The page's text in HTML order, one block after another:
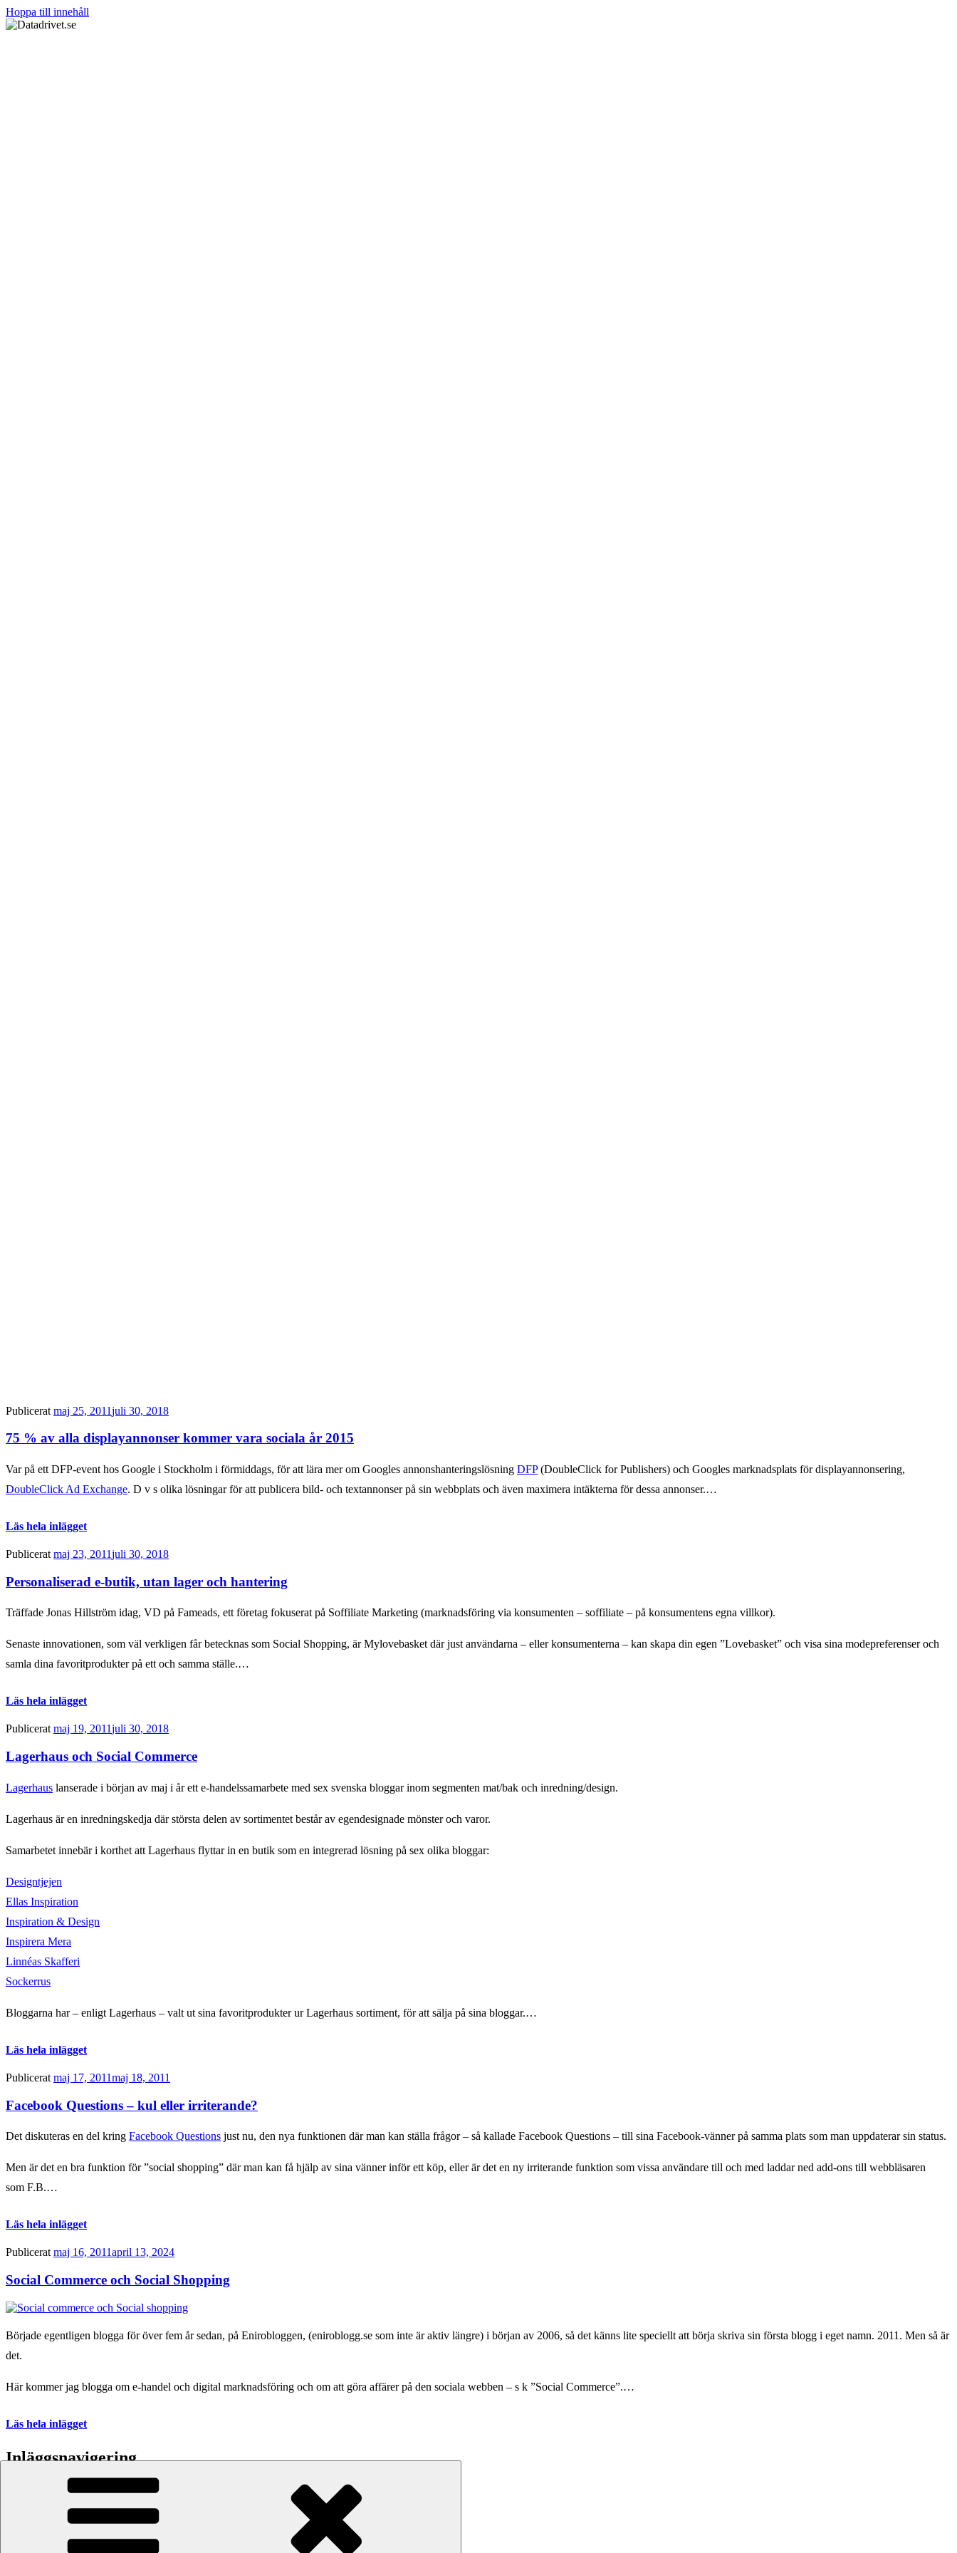
Hoppa till innehåll
Publicerat maj 25, 2011juli 30, 2018
75 % av alla displayannonser kommer vara sociala år 2015
Var på ett DFP-event hos Google i Stockholm i förmiddags, för att lära mer om Googles annonshanteringslösning DFP(DoubleClick for Publishers) och Googles marknadsplats för displayannonsering,
DoubleClick Ad Exchange. D v s olika lösningar för att publicera bild- och textannonser på sin webbplats och även maximera intäkterna för dessa annonser.…
Läs hela inlägget
Publicerat maj 23, 2011juli 30, 2018
Personaliserad e-butik, utan lager och hantering
Träffade Jonas Hillström idag, VD på Fameads, ett företag fokuserat på Soffiliate Marketing (marknadsföring via konsumenten – soffiliate – på konsumentens egna villkor).
Senaste innovationen, som väl verkligen får betecknas som Social Shopping, är Mylovebasket där just användarna – eller konsumenterna – kan skapa din egen ”Lovebasket” och visa sina modepreferenser och
samla dina favoritprodukter på ett och samma ställe.…
Läs hela inlägget
Publicerat maj 19, 2011juli 30, 2018
Lagerhaus och Social Commerce
Lagerhaus lanserade i början av maj i år ett e-handelssamarbete med sex svenska bloggar inom segmenten mat/bak och inredning/design.
Lagerhaus är en inredningskedja där största delen av sortimentet består av egendesignade mönster och varor.
Samarbetet innebär i korthet att Lagerhaus flyttar in en butik som en integrerad lösning på sex olika bloggar:
Designtjejen
Ellas Inspiration
Inspiration & Design
Inspirera Mera
Linnéas Skafferi
Sockerrus
Bloggarna har – enligt Lagerhaus – valt ut sina favoritprodukter ur Lagerhaus sortiment, för att sälja på sina bloggar.…
Läs hela inlägget
Publicerat maj 17, 2011maj 18, 2011
Facebook Questions – kul eller irriterande?
Det diskuteras en del kring Facebook Questions just nu, den nya funktionen där man kan ställa frågor – så kallade Facebook Questions – till sina Facebook-vänner på samma plats som man uppdaterar sin status.
Men är det en bra funktion för ”social shopping” där man kan få hjälp av sina vänner inför ett köp, eller är det en ny irriterande funktion som vissa användare till och med laddar ned add-ons till webbläsaren
som F.B.…
Läs hela inlägget
Publicerat maj 16, 2011april 13, 2024
Social Commerce och Social Shopping
Började egentligen blogga för över fem år sedan, på Enirobloggen, (eniroblogg.se som inte är aktiv längre) i början av 2006, så det känns lite speciellt att börja skriva sin första blogg i eget namn. 2011. Men så är
det.
Här kommer jag blogga om e-handel och digital marknadsföring och om att göra affärer på den sociala webben – s k ”Social Commerce”.…
Läs hela inlägget
Inläggsnavigering